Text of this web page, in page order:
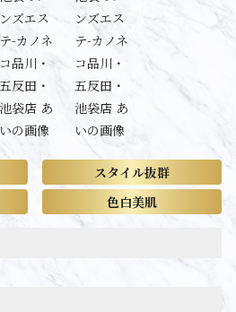
スタイル抜群
色白美肌